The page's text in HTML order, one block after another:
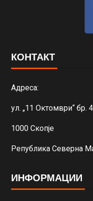
КОНТАКТ
Адреса:
ул. „11 Октомври“ бр.
1000 Скопје
Република Северна
ИНФОРМАЦИИ